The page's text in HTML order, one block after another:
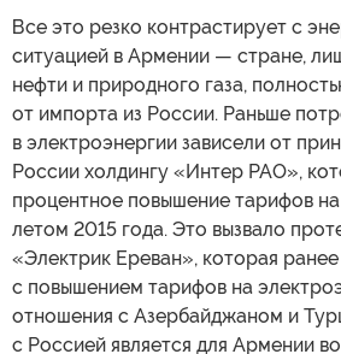
Все это резко контрастирует с
ситуацией в Армении — стране,
нефти и природного газа,
от импорта из России. Раньше
в электроэнергии зависели от
России холдингу «Интер РАО»,
процентное повышение тарифов
летом 2015 года. Это вызвало
«Электрик Ереван», которая
с повышением тарифов на
отношения с Азербайджаном и
с Россией является для Армении